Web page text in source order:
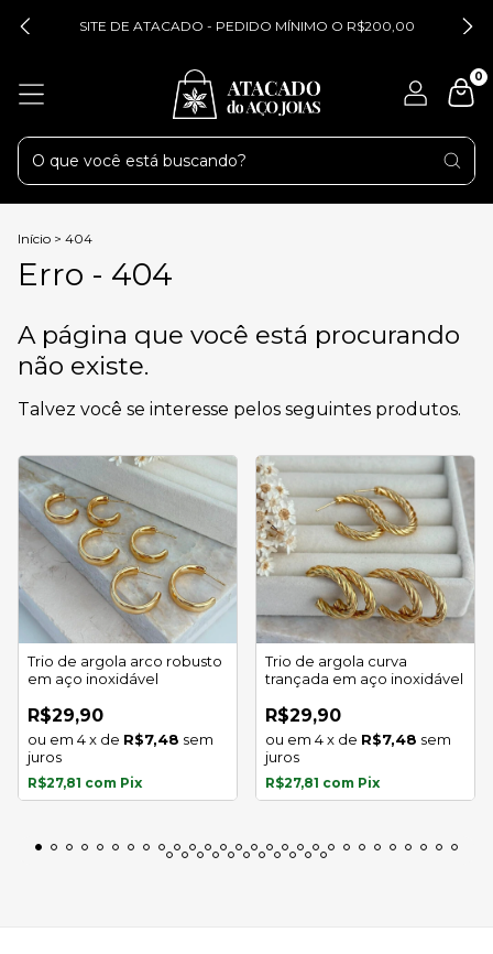
SITE DE ATACADO - PEDIDO MÍNIMO O R$200,00
0
Início > 404
Erro - 404
A página que você está procurando
não existe.
Talvez você se interesse pelos seguintes produtos.
Trio de argola arco robusto
em aço inoxidável
R$29,90
4x de R$7,48 sem
juros
R$27,81 com Pix
Trio de argola curva
trançada em aço inoxidável
R$29,90
4x de R$7,48 sem
juros
R$27,81 com Pix